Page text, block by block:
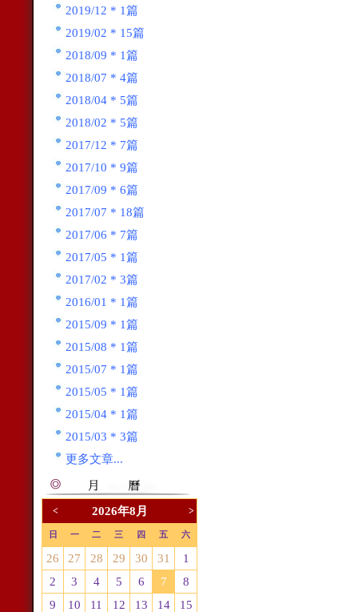
2019/12 * 1篇
2019/02 * 15篇
2018/09 * 1篇
2018/07 * 4篇
2018/04 * 5篇
2018/02 * 5篇
2017/12 * 7篇
2017/10 * 9篇
2017/09 * 6篇
2017/07 * 18篇
2017/06 * 7篇
2017/05 * 1篇
2017/02 * 3篇
2016/01 * 1篇
2015/09 * 1篇
2015/08 * 1篇
2015/07 * 1篇
2015/05 * 1篇
2015/04 * 1篇
2015/03 * 3篇
更多文章...
< 2026年8月 >
日 一 二 三 四 五 六
26 27 28 29 30 31
1
2
3 4 5 6 7
8
9
10 11 12 13 14
15